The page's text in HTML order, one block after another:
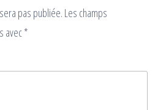
pas publiée. Les champs
avec*